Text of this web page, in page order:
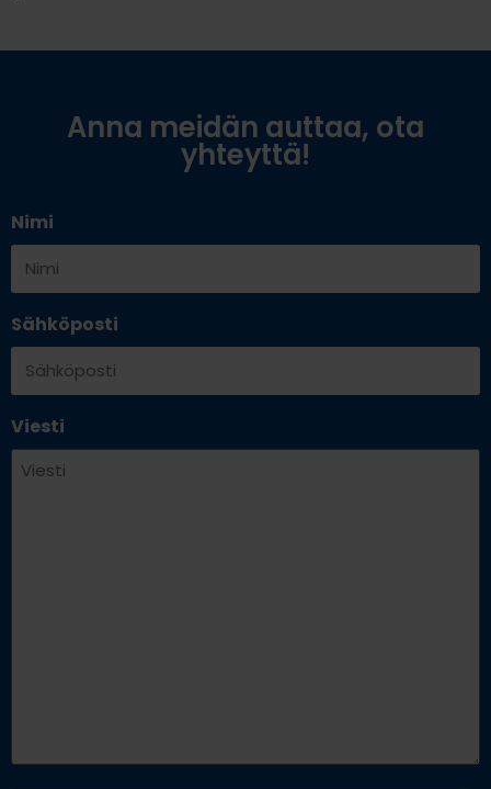
Anna meidän auttaa, ota
yhteyttä!
Nimi
Sähköposti
Viesti